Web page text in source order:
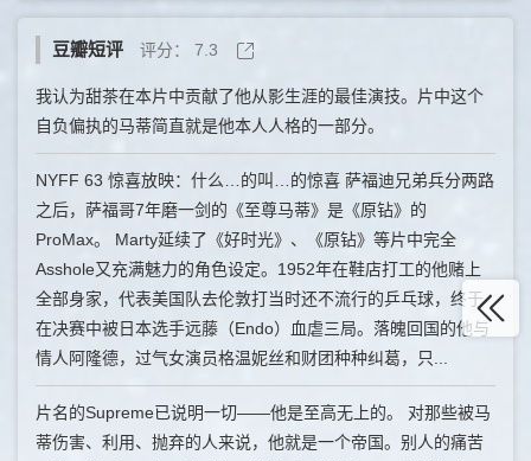
豆瓣短评 评分： 7.3
我认为甜茶在本片中贡献了他从影生涯的最佳演技。片中这个
自负偏执的马蒂简直就是他本人人格的一部分。
NYFF 63 惊喜放映：什么…的叫…的惊喜 萨福迪兄弟兵分两路
之后，萨福哥7年磨一剑的《至尊马蒂》是《原钻》的
ProMax。 Marty延续了《好时光》、《原钻》等片中完全
Asshole又充满魅力的角色设定。1952年在鞋店打工的他赌上
全部身家，代表美国队去伦敦打当时还不流行的乒乓球，终于
在决赛中被日本选手远藤（Endo）血虐三局。落魄回国的他与
情人阿隆德，过气女演员格温妮丝和财团种种纠葛，只...
片名的Supreme已说明一切——他是至高无上的。 对那些被马
蒂伤害、利用、抛弃的人来说，他就是一个帝国。别人的痛苦